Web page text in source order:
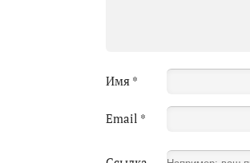
Имя *
Email *